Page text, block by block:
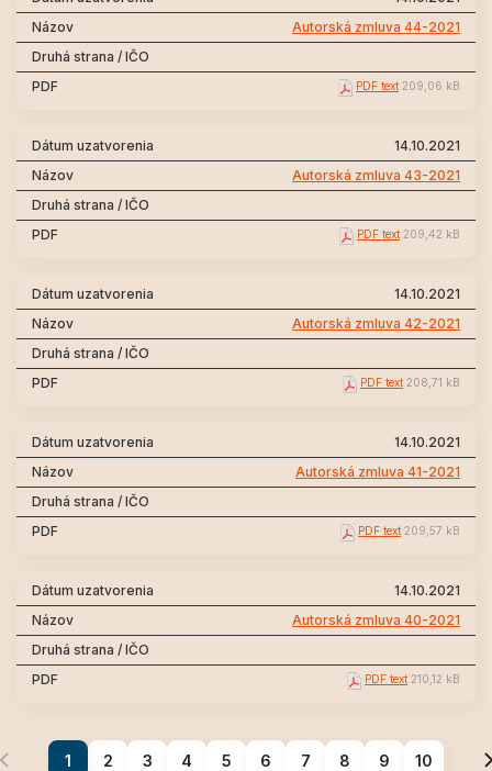
Autorská zmluva 44-2021
PDF text 209,06 kB
14.10.2021
Autorská zmluva 43-2021
PDF text 209,42 kB
14.10.2021
Autorská zmluva 42-2021
PDF text 208,71 kB
14.10.2021
Autorská zmluva 41-2021
PDF text 209,57 kB
14.10.2021
Autorská zmluva 40-2021
PDF text 210,12 kB
1 2 3 4 5 6 7 8 9 10